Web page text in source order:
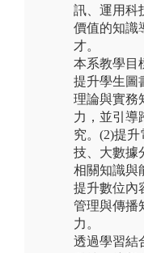
訊、運用科
價值的知識
才。
本系教學目
提升學生圖
理論與實務
力，並引導
究。(2)提升
技、大數據
相關知識與
提升數位內
管理與傳播
力。
透過學習結